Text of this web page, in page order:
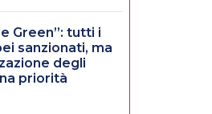
Green”: tutti i
sanzionati, ma
degli
priorità